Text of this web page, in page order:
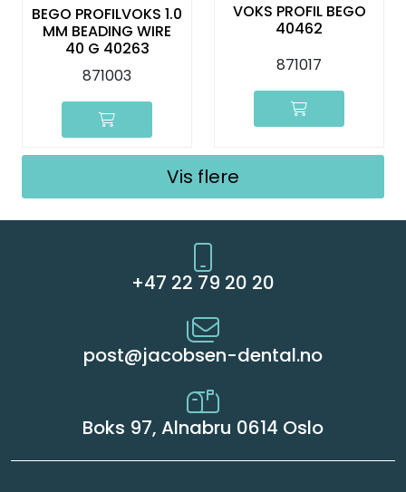
BEGO PROFILVOKS 1.0
MM BEADING WIRE
40 G 40263
871003
VOKS PROFIL BEGO
40462
871017
Vis flere
+47 22 79 20 20
post@jacobsen-dental.no
Boks 97, Alnabru 0614 Oslo